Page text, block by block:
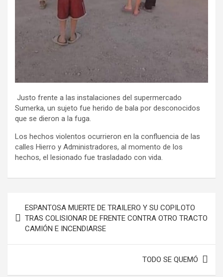
Justo frente a las instalaciones del supermercado
Sumerka, un sujeto fue herido de bala por desconocidos
que se dieron a la fuga.
Los hechos violentos ocurrieron en la confluencia de las
calles Hierro y Administradores, al momento de los
hechos, el lesionado fue trasladado con vida.
de
entradas
ESPANTOSA MUERTE DE TRAILERO Y SU COPILOTO
TRAS COLISIONAR DE FRENTE CONTRA OTRO TRACTO
CAMIÓN E INCENDIARSE
TODO SE QUEMÓ